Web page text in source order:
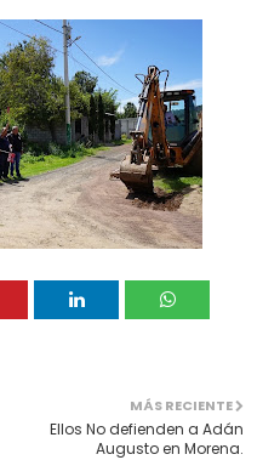
MÁS RECIENTE
Ellos No defienden a Adán
Augusto en Morena.